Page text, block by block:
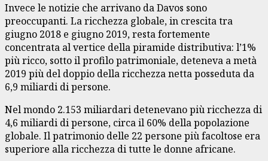
Invece le notizie che arrivano da Davos sono
preoccupanti. La ricchezza globale, in crescita tra
giugno 2018 e giugno 2019, resta fortemente
concentrata al vertice della piramide distributiva: l’1%
più ricco, sotto il profilo patrimoniale, deteneva a metà
2019 più del doppio della ricchezza netta posseduta da
6,9 miliardi di persone.
Nel mondo 2.153 miliardari detenevano più ricchezza di
4,6 miliardi di persone, circa il 60% della popolazione
globale. Il patrimonio delle 22 persone più facoltose era
superiore alla ricchezza di tutte le donne africane.